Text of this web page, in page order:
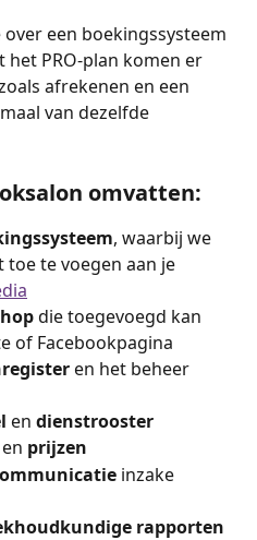
een boekingssysteem
PRO-plan komen er
afrekenen en een
van dezelfde
omvatten:
, waarbij we
te voegen aan je
die toegevoegd kan
of Facebookpagina
en het beheer
en dienstrooster
en prijzen
inzake
rapporten